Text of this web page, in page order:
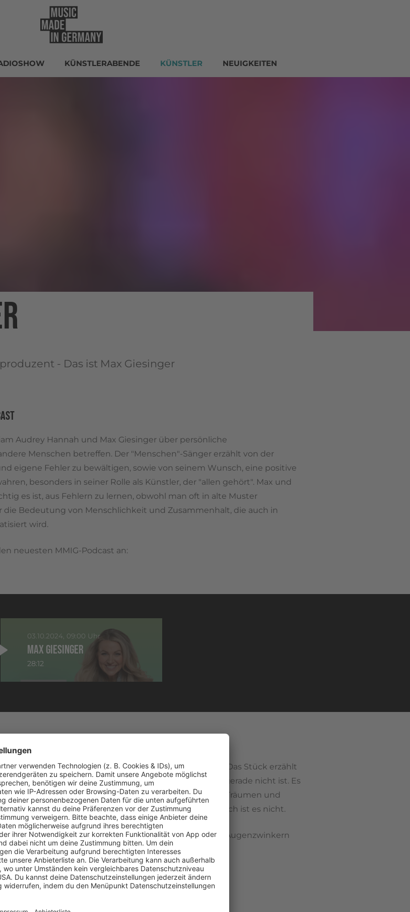
KÜNSTLERABENDE KÜNSTLER NEUIGKEITEN
- Das ist Max Giesinger
Audrey Hannah und Max Giesinger über persönliche
Menschen betreffen. Der "Menschen"-Sänger erzählt von der
eigene Fehler zu bewältigen, sowie von seinem Wunsch, eine positive
besonders in seiner Rolle als Künstler, der "allen gehört". Max und
es ist, aus Fehlern zu lernen, obwohl man oft in alte Muster
Bedeutung von Menschlichkeit und Zusammenhalt, die auch in
wird.
neuesten MMIG-Podcast an:
03.10.2024, 09:00 Uhr
MAX GIESINGER
28:12
und Oimara gemeinsam den Song "Grossstadt". Das Stück erzählt
ewigen Gefühl, genau dort hinzuwollen, wo man gerade nicht ist. Es
Großstadtchaos und ländlicher Landidylle, zwischen Träumen und
der andere raus aufs Land und beide merken: So einfach ist es nicht.
und Oimara diese gegensätzlichen Perspektiven mit Augenzwinkern
singt Oimara: